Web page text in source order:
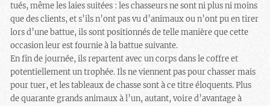
tués, même les laies suitées : les chasseurs ne sont ni plus ni moins
que des clients, et s’ils n’ont pas vu d’animaux ou n’ont pu en tirer
lors d’une battue, ils sont positionnés de telle manière que cette
occasion leur est fournie à la battue suivante.
En fin de journée, ils repartent avec un corps dans le coffre et
potentiellement un trophée. Ils ne viennent pas pour chasser mais
pour tuer, et les tableaux de chasse sont à ce titre éloquents. Plus
de quarante grands animaux à l’un, autant, voire d’avantage à